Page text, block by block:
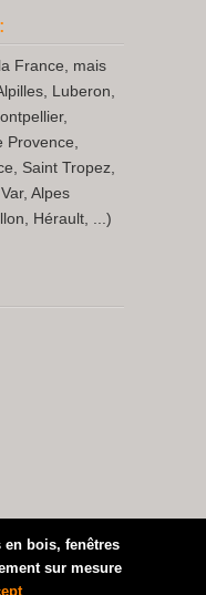
France, mais
Luberon,
Saint Tropez,
Alpes
Hérault, ...)
bois, fenêtres
sur mesure